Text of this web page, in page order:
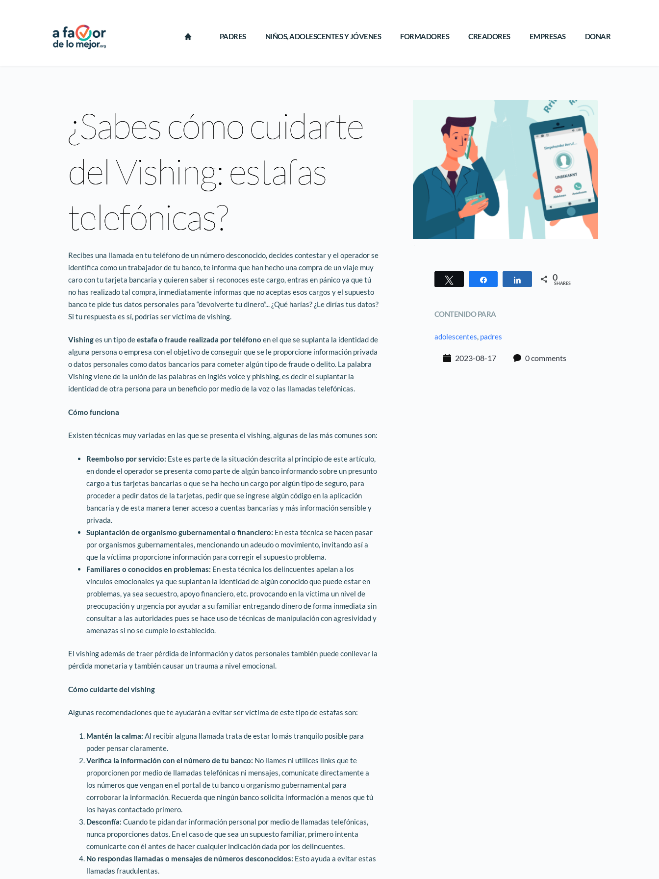
PADRES NIÑOS, ADOLESCENTES Y JÓVENES FORMADORES CREADORES EMPRESAS DONAR
¿Sabes cómo cuidarte
del Vishing: estafas
telefónicas?
Recibes una llamada en tu teléfono de un número desconocido, decides contestar y el operador se
identifica como un trabajador de tu banco, te informa que han hecho una compra de un viaje muy
caro con tu tarjeta bancaria y quieren saber si reconoces este cargo, entras en pánico ya que tú
no has realizado tal compra, inmediatamente informas que no aceptas esos cargos y el supuesto
banco te pide tus datos personales para “devolverte tu dinero”... ¿Qué harías? ¿Le dirías tus datos?
Si tu respuesta es sí, podrías ser víctima de vishing.
Vishinges un tipo deestafa o fraude realizada por teléfono en el que se suplanta la identidad de
alguna persona o empresa con el objetivo de conseguir que se le proporcione información privada
o datos personales como datos bancarios para cometer algún tipo de fraude o delito. La palabra
Vishing viene de la unión de las palabras en inglés voice y phishing, es decir el suplantar la
identidad de otra persona para un beneficio por medio de la voz o las llamadas telefónicas.
Cómo funciona
Existen técnicas muy variadas en las que se presenta el vishing, algunas de las más comunes son:
Reembolso por servicio: Este es parte de la situación descrita al principio de este artículo,
en donde el operador se presenta como parte de algún banco informando sobre un presunto
cargo a tus tarjetas bancarias o que se ha hecho un cargo por algún tipo de seguro, para
proceder a pedir datos de la tarjetas, pedir que se ingrese algún código en la aplicación
bancaria y de esta manera tener acceso a cuentas bancarias y más información sensible y
privada.
Suplantación de organismo gubernamental o financiero: En esta técnica se hacen pasar
por organismos gubernamentales, mencionando un adeudo o movimiento, invitando así a
que la víctima proporcione información para corregir el supuesto problema.
Familiares o conocidos en problemas: En esta técnica los delincuentes apelan a los
vínculos emocionales ya que suplantan la identidad de algún conocido que puede estar en
problemas, ya sea secuestro, apoyo financiero, etc. provocando en la víctima un nivel de
preocupación y urgencia por ayudar a su familiar entregando dinero de forma inmediata sin
consultar a las autoridades pues se hace uso de técnicas de manipulación con agresividad y
amenazas si no se cumple lo establecido.
El vishing además de traer pérdida de información y datos personales también puede conllevar la
pérdida monetaria y también causar un trauma a nivel emocional.
Cómo cuidarte del vishing
Algunas recomendaciones que te ayudarán a evitar ser víctima de este tipo de estafas son:
Mantén la calma: Al recibir alguna llamada trata de estar lo más tranquilo posible para
poder pensar claramente.
Verifica la información con el número de tu banco: No llames ni utilices links que te
proporcionen por medio de llamadas telefónicas ni mensajes, comunícate directamente a
los números que vengan en el portal de tu banco u organismo gubernamental para
corroborar la información. Recuerda que ningún banco solicita información a menos que tú
los hayas contactado primero.
Desconfía: Cuando te pidan dar información personal por medio de llamadas telefónicas,
nunca proporciones datos. En el caso de que sea un supuesto familiar, primero intenta
comunicarte con él antes de hacer cualquier indicación dada por los delincuentes.
No respondas llamadas o mensajes de números desconocidos: Esto ayuda a evitar estas
llamadas fraudulentas.
Share 0
SHARES
CONTENIDO PARA
adolescentes, padres
2023-08-17 0 comments